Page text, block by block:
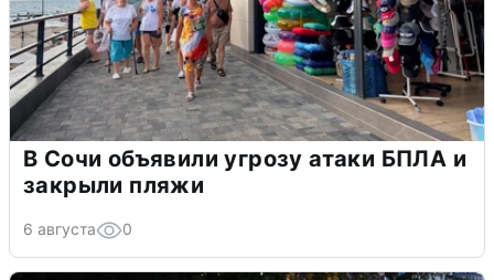
В Сочи объявили угрозу атаки БПЛА и
закрыли пляжи
6 августа 0